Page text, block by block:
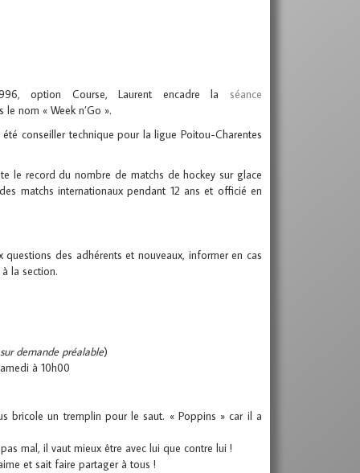
option Course, Laurent encadre la séance
nom « Week n’Go ».
conseiller technique pour la ligue Poitou-Charentes
le record du nombre de matchs de hockey sur glace
matchs internationaux pendant 12 ans et officié en
des adhérents et nouveaux, informer en cas
la section.
sur demande préalable)
à 10h00
bricole un tremplin pour le saut. « Poppins » car il a
mal, il vaut mieux être avec lui que contre lui !
et sait faire partager à tous !